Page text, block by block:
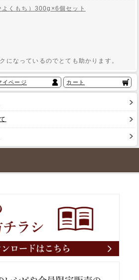
よくもち）300g×6個セット
になっているのでとても助かります。
イページ カート